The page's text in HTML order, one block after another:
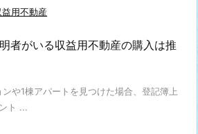
益用不動産
者がいる収益用不動産の購入は推
や1棟アパートを見つけた場合、登記簿上
ト ...